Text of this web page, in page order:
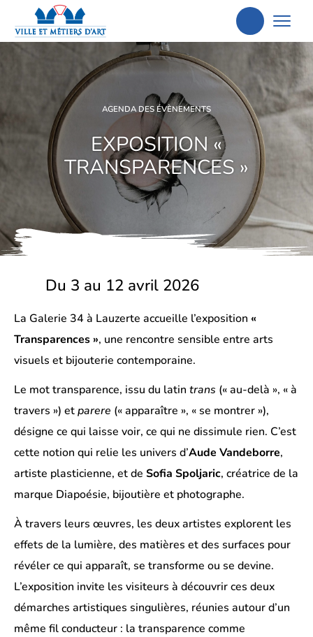
Aller
à
la
recherche
AGENDA DES ÉVÈNEMENTS
EXPOSITION «
TRANSPARENCES »
Du 3 au 12 avril 2026
La Galerie 34 à Lauzerte accueille l’exposition «
Transparences », une rencontre sensible entre arts
visuels et bijouterie contemporaine.
Le mot transparence, issu du latin trans (« au-delà », « à
travers ») etparere (« apparaître », « se montrer »),
désigne ce qui laisse voir, ce qui ne dissimule rien. C’est
cette notion qui relie les univers d’Aude Vandeborre,
artiste plasticienne, et de Sofia Spoljaric, créatrice de la
marque Diapoésie, bijoutière et photographe.
À travers leurs œuvres, les deux artistes explorent les
effets de la lumière, des matières et des surfaces pour
révéler ce qui apparaît, se transforme ou se devine.
L’exposition invite les visiteurs à découvrir ces deux
démarches artistiques singulières, réunies autour d’un
même fil conducteur : la transparence comme